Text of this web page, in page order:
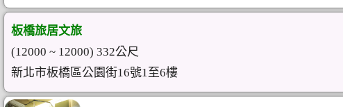
板橋旅居文旅
(12000 ~ 12000) 332公尺
新北市板橋區公園街16號1至6樓